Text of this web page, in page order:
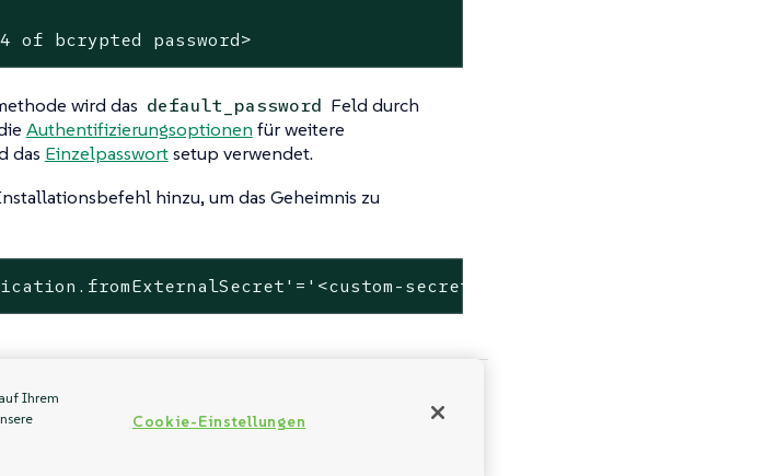
of bcrypted password>
wird das default_password Feld durch
Authentifizierungsoptionen für weitere
das Einzelpasswortsetup verwendet.
hinzu, um das Geheimnis zu
= '<custom-secret-name>'
Erforderliche Berechtigungen und
Ihrem
Cookie-Einstellungen